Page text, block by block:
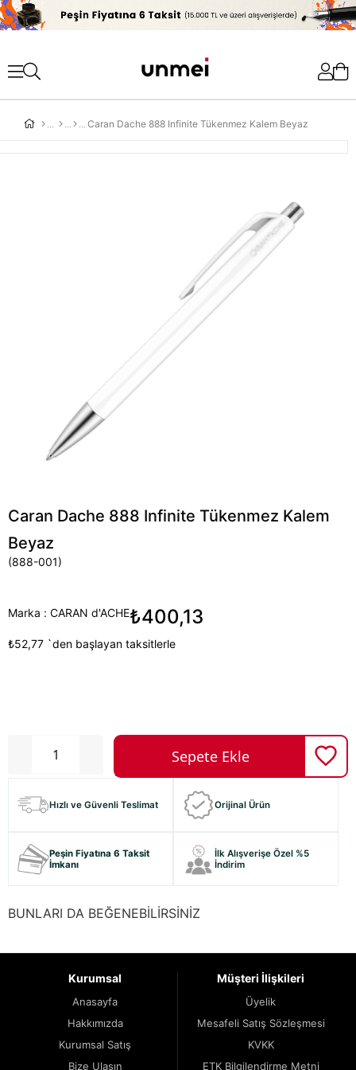
'
Caran Dache 888 Infinite Tükenmez Kalem Beyaz
Caran Dache 888 Infinite Tükenmez Kalem
Beyaz
(888-001)
Marka : CARAN d'ACHE₺400,13
₺52,77 `den başlayan taksitlerle
Hızlı ve Güvenli Teslimat Orijinal Ürün
Peşin Fiyatına 6 Taksit
İmkanı
İlk Alışverişe Özel %5
İndirim
BUNLARI DA BEĞENEBİLİRSİNİZ
Kurumsal
Anasayfa
Hakkımızda
Kurumsal Satış
Bize Ulaşın
Müşteri İlişkileri
Üyelik
Mesafeli Satış Sözleşmesi
KVKK
ETK Bilgilendirme Metni